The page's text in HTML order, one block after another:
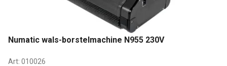
Numatic wals-borstelmachine N955 230V
Art: 010026